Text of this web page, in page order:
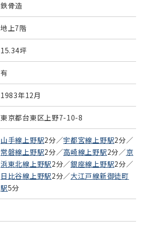
鉄骨造
地上7階
15.34坪
有
1983年12月
東京都台東区上野7-10-8
山手線上野駅2分／宇都宮線上野駅2分／
常磐線上野駅2分／高崎線上野駅2分／京
浜東北線上野駅2分／銀座線上野駅2分／
日比谷線上野駅2分／大江戸線新御徒町
駅5分